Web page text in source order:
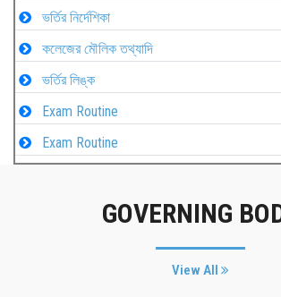
ভর্তির নির্দেশিকা
কলেজের মৌলিক তথ্যাদি
ভর্তির লিঙ্ক
Exam Routine
Exam Routine
GOVERNING
View All